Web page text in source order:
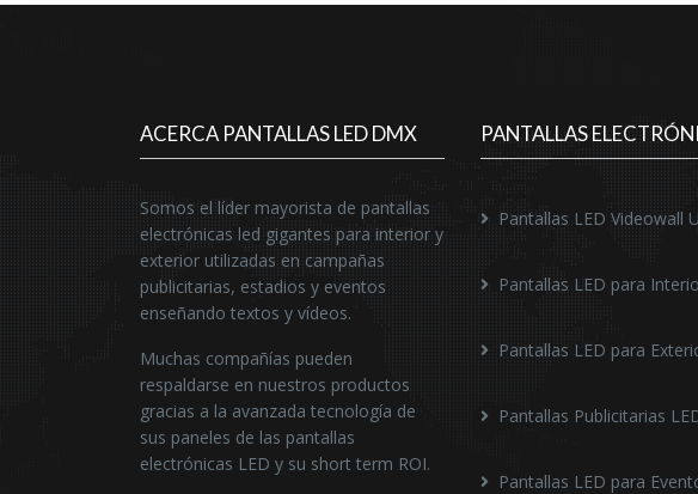
ACERCA PANTALLAS LED DMX
Somos el líder mayorista de pantallas
electrónicas led gigantes para interior y
exterior utilizadas en campañas
publicitarias, estadios y eventos
enseñando textos y vídeos.
Muchas compañías pueden
respaldarse en nuestros productos
gracias a la avanzada tecnología de
sus paneles de las pantallas
electrónicas LED y su short term ROI.
PANTALLAS
Pantallas LED Videowall
Pantallas LED para
Pantallas LED para
Pantallas Publicitarias
Pantallas LED para